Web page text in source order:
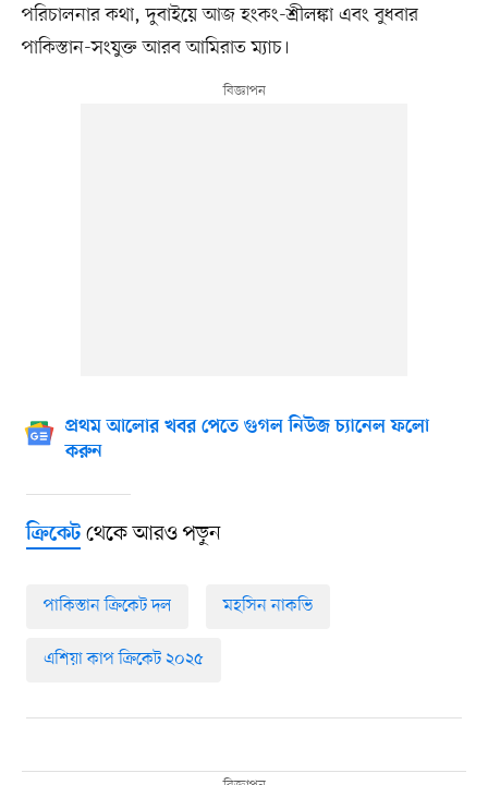
পরিচালনার কথা, দুবাইয়ে আজ হংকং-শ্রীলঙ্কা এবং বুধবার
পাকিস্তান-সংযুক্ত আরব আমিরাত ম্যাচ।
প্রথম আলোর খবর পেতে গুগল নিউজ চ্যানেল ফলো
করুন
ক্রিকেটথেকে আরও পড়ুন
পাকিস্তান ক্রিকেট দল মহসিন নাকভি
এশিয়া কাপ ক্রিকেট ২০২৫